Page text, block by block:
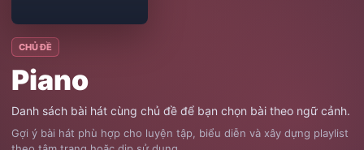
CHỦ ĐỀ
Piano
Danh sách bài hát cùng chủ đề để bạn chọn bài theo ngữ cảnh.
Gợi ý bài hát phù hợp cho luyện tập, biểu diễn và xây dựng playlist